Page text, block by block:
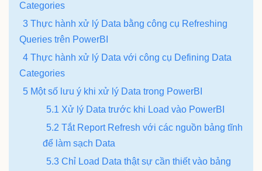
Categories
3 Thực hành xử lý Data bằng công cụ Refreshing
Queries trên PowerBI
4 Thực hành xử lý Data với công cụ Defining Data
Categories
5 Một số lưu ý khi xử lý Data trong PowerBI
5.1 Xử lý Data trước khi Load vào PowerBI
5.2 Tắt Report Refresh với các nguồn bảng tĩnh
để làm sạch Data
5.3 Chỉ Load Data thật sự cần thiết vào bảng